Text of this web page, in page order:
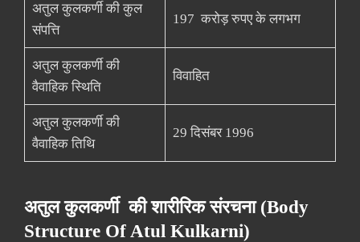
अतुल कुलकर्णी की कुल
संपत्ति
197 करोड़ रुपए के लगभग
अतुल कुलकर्णी की
वैवाहिक स्थिति
विवाहित
अतुल कुलकर्णी की
वैवाहिक तिथि
29 दिसंबर 1996
अतुल कुलकर्णी की शारीरिक संरचना (Body
Structure Of Atul Kulkarni)